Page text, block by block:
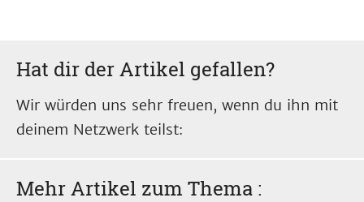
Hat dir der Artikel gefallen?
Wir würden uns sehr freuen, wenn du ihn mit
deinem Netzwerk teilst:
Mehr Artikel zum Thema :